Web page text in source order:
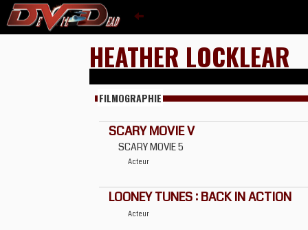
HEATHER LOCKLEAR
FILMOGRAPHIE
SCARY MOVIE V
SCARY MOVIE 5
Acteur
LOONEY TUNES : BACK IN ACTION
Acteur